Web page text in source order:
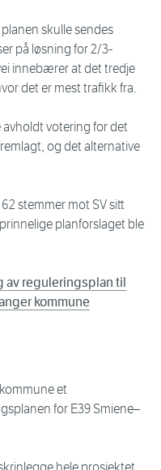
skulle sendes
på løsning for 2/3-
innebærer at det tredje
det er mest trafikk fra.
avholdt votering for det
og det alternative
stemmer mot SV sitt
planforslaget ble
reguleringsplan til
kommune
et
for E39 Smiene–